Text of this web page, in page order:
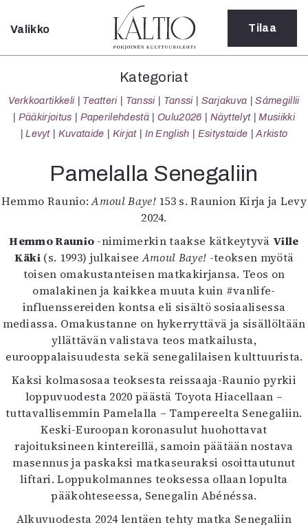
Sulje
Kategoriat
Verkkoartikkeli
Teatteri
Tanssi
Sarjakuva
Sámegillii
Pääkirjoitus
Paperilehdestä
Näyttelyt
Musiikki
Levyt
Kuvataide
Kirjat
In English
Esitystaide
Arkisto
Lehdet
2–3/2026
1/2026
5/2025 saame
5/2025
Lehtiarkisto
Valikko Tilaa
Kategoriat
Verkkoartikkeli Teatteri Tanssi Tanssi Sarjakuva
Sámegillii
Pääkirjoitus
Paperilehdestä Oulu2026 Näyttelyt
Musiikki
Levyt
Kuvataide Kirjat In English Esitystaide Arkisto
Pamelalla Senegaliin
Hemmo Raunio:Amoul Baye!153 s. Raunion Kirja ja Levy
2024.
Hemmo Raunio -nimimerkin taakse kätkeytyvä Ville
Käki (s. 1993) julkaiseeAmoul Baye! -teoksen myötä
toisen omakustanteisen matkakirjansa. Teos on
omalakinen ja kaikkea muuta kuin #vanlife-
influenssereiden kontsa eli sisältö sosiaalisessa
mediassa. Omakustanne on hykerryttävä ja sisällöltään
yllättävän valistava teos matkailusta,
eurooppalaisuudesta sekä senegalilaisen kulttuurista.
Kaksi kolmasosaa teoksesta reissaaja-Raunio pyrkii
loppuvuodesta 2020 päästä Toyota Hiacellaan –
tuttavallisemmin Pamelalla – Tampereelta Senegaliin.
Keski-Euroopan koronasulut huohottavat
rajoituksineen kintereillä, samoin päätään nostava
masennus ja paskaksi matkaseuraksi osoittautunut
liftari. Loppukolmannes teoksessa ollaan lopulta
pääkohteseessa, Senegalin Abénéssa.
Alkuvuodesta 2024 lentäen tehty matka Senegaliin